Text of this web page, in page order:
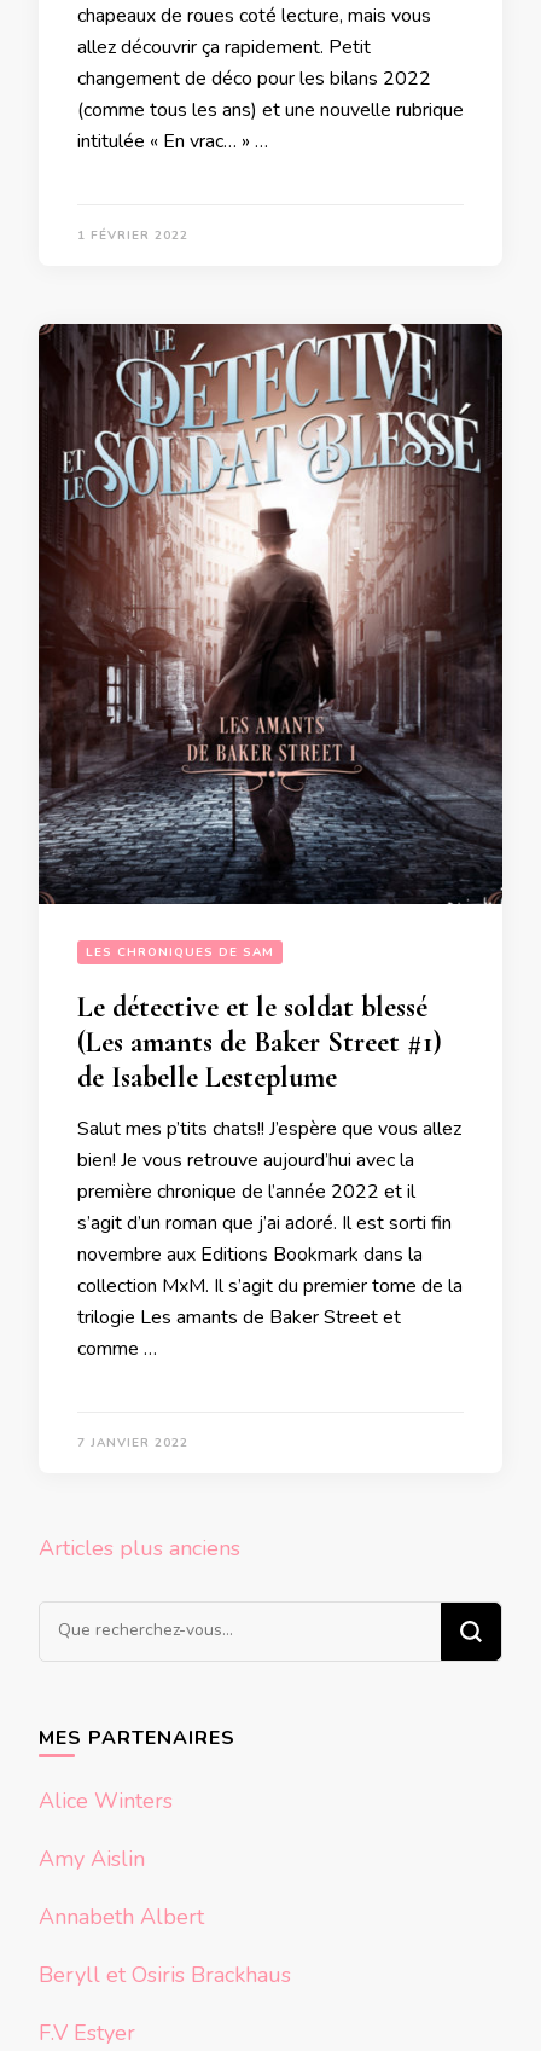
chapeaux de roues coté lecture, mais vous
allez découvrir ça rapidement. Petit
changement de déco pour les bilans 2022
(comme tous les ans) et une nouvelle rubrique
intitulée « En vrac… » …
1 FÉVRIER 2022
LES CHRONIQUES DE SAM
Le détective et le soldat blessé
(Les amants de Baker Street #1)
de Isabelle Lesteplume
Salut mes p’tits chats!! J’espère que vous allez
bien! Je vous retrouve aujourd’hui avec la
première chronique de l’année 2022 et il
s’agit d’un roman que j’ai adoré. Il est sorti fin
novembre aux Editions Bookmark dans la
collection MxM. Il s’agit du premier tome de la
trilogie Les amants de Baker Street et
comme …
7 JANVIER 2022
Navigation
articles
Articles plus anciens
Vous
recherchiez
MES PARTENAIRES
Alice Winters
Amy Aislin
Annabeth Albert
Beryll et Osiris Brackhaus
F.V Estyer